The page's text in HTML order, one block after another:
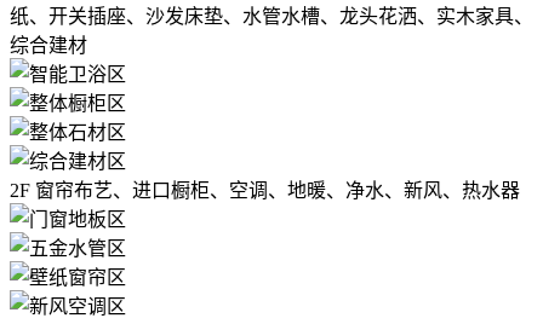
纸、开关插座、沙发床垫、水管水槽、龙头花洒、实木家具、
综合建材
2F 窗帘布艺、进口橱柜、空调、地暖、净水、新风、热水器